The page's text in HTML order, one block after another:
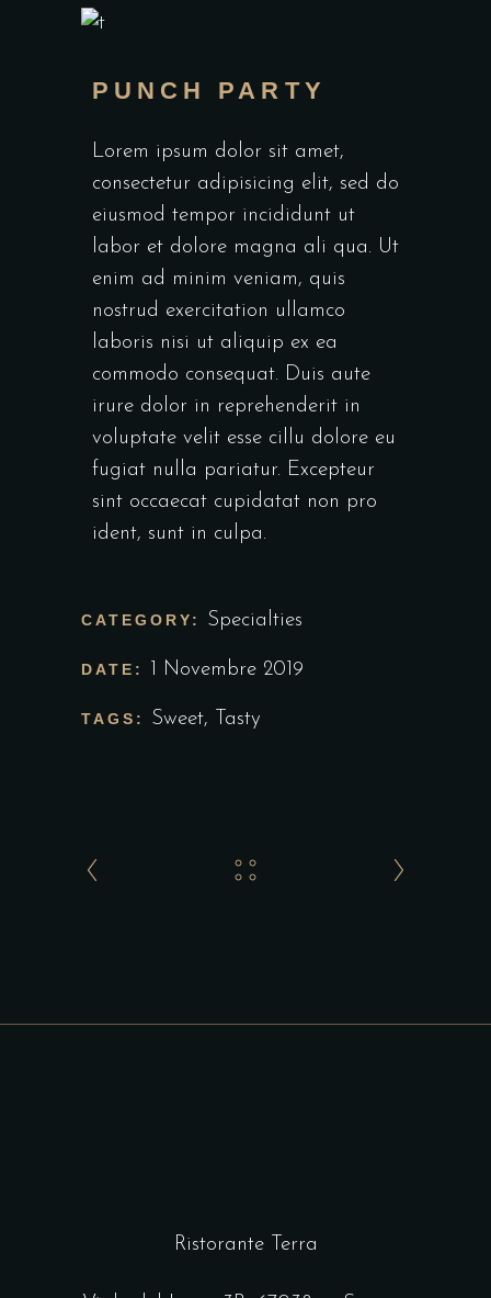
PUNCH PARTY
Lorem ipsum dolor sit amet,
consectetur adipisicing elit, sed do
eiusmod tempor incididunt ut
labor et dolore magna ali qua. Ut
enim ad minim veniam, quis
nostrud exercitation ullamco
laboris nisi ut aliquip ex ea
commodo consequat. Duis aute
irure dolor in reprehenderit in
voluptate velit esse cillu dolore eu
fugiat nulla pariatur. Excepteur
sint occaecat cupidatat non pro
ident, sunt in culpa.
CATEGORY: Specialties
DATE: 1 Novembre 2019
TAGS: Sweet, Tasty
Ristorante Terra